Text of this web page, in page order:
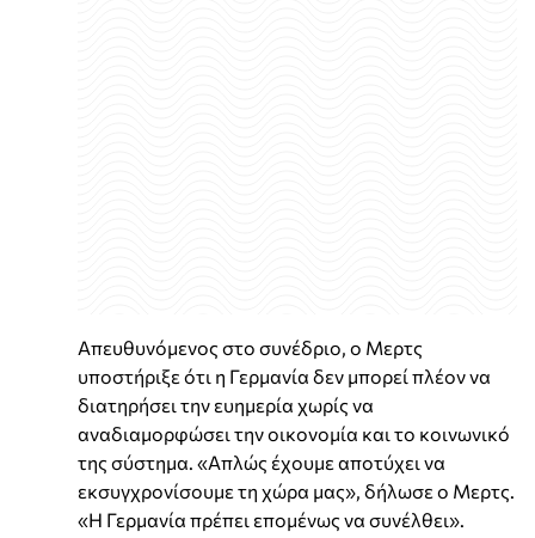
Απευθυνόμενος στο συνέδριο, ο Μερτς
υποστήριξε ότι η Γερμανία δεν μπορεί πλέον να
διατηρήσει την ευημερία χωρίς να
αναδιαμορφώσει την οικονομία και το κοινωνικό
της σύστημα. «Απλώς έχουμε αποτύχει να
εκσυγχρονίσουμε τη χώρα μας», δήλωσε ο Μερτς.
«Η Γερμανία πρέπει επομένως να συνέλθει».